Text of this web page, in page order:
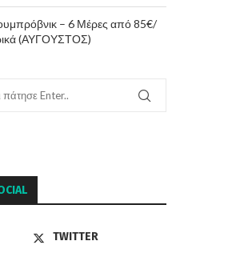
– 6 Μέρες από 85€/
(ΑΥΓΟΥΣΤΟΣ)
TWITTER